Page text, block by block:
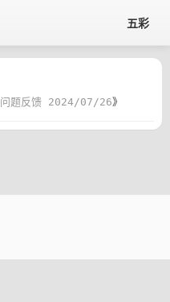
五彩
问题反馈 2024/07/26》